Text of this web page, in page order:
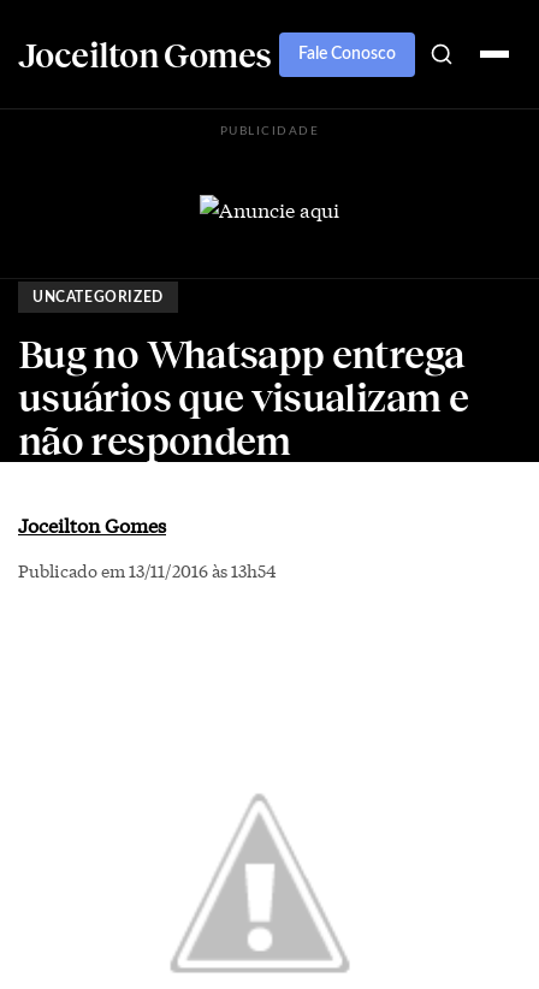
Joceilton Gomes Fale Conosco
PUBLICIDADE
UNCATEGORIZED
Bug no Whatsapp entrega
usuários que visualizam e
não respondem
Joceilton Gomes
Publicado em 13/11/2016 às 13h54